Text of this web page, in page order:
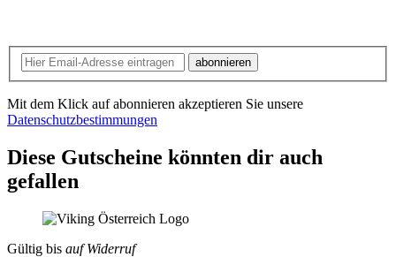
abonnieren
Mit dem Klick auf abonnieren akzeptieren Sie unsere
Datenschutzbestimmungen
Diese Gutscheine könnten dir auch
gefallen
Gültig bis auf Widerruf